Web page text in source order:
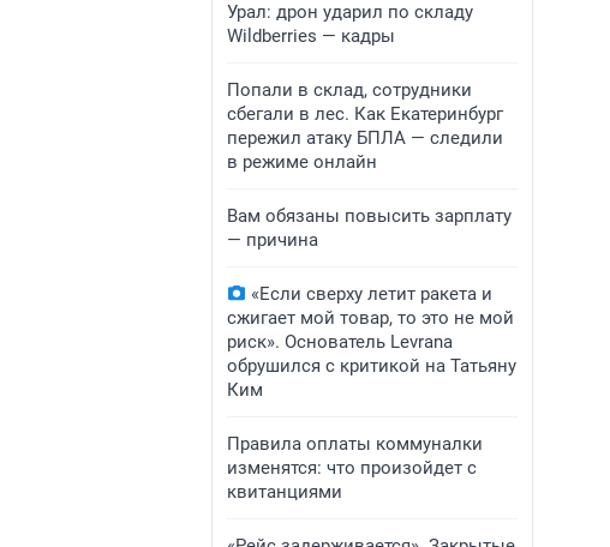
Урал: дрон ударил по складу
Wildberries — кадры
Попали в склад, сотрудники
сбегали в лес. Как Екатеринбург
пережил атаку БПЛА — следили
в режиме онлайн
Вам обязаны повысить зарплату
— причина
«Если сверху летит ракета и
сжигает мой товар, то это не мой
риск». Основатель Levrana
обрушился с критикой на Татьяну
Ким
Правила оплаты коммуналки
изменятся: что произойдет с
квитанциями